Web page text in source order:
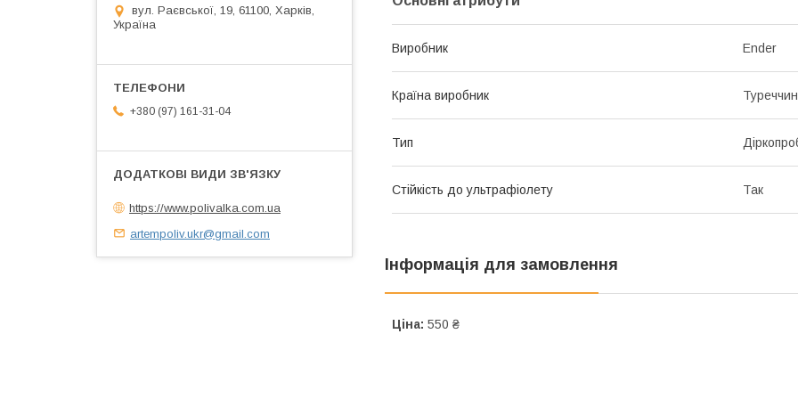
Виробник Ender
Країна виробник
Тип
Стійкість до ультрафіолету Так
Інформація для замовлення
Ціна: 550 ₴
вул. Раєвської, 19, 61100, Харків,
Україна
+380 (97) 161-31-04
https://www.polivalka.com.ua
artempoliv.ukr@gmail.com